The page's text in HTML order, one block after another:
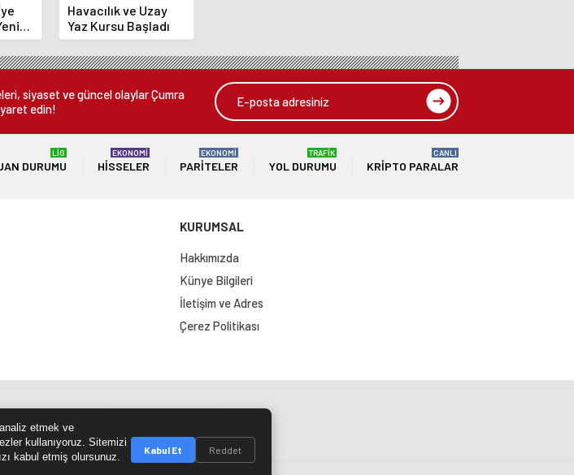
Havacılık ve Uzay
Yaz Kursu Başladı
siyaset ve güncel olaylar Çumra
edin!
DURUMU
LİG
HISSELER
EKONOMİ
PARITELER
EKONOMİ
YOL DURUMU
TRAFİK
KRIPTO PARALAR
CANLI
KURUMSAL
Hakkımızda
Künye Bilgileri
İletişim ve Adres
Çerez Politikası
Çumra Postası
etmek ve
kullanıyoruz. Sitemizi
kabul etmiş olursunuz.
Kabul Et Reddet